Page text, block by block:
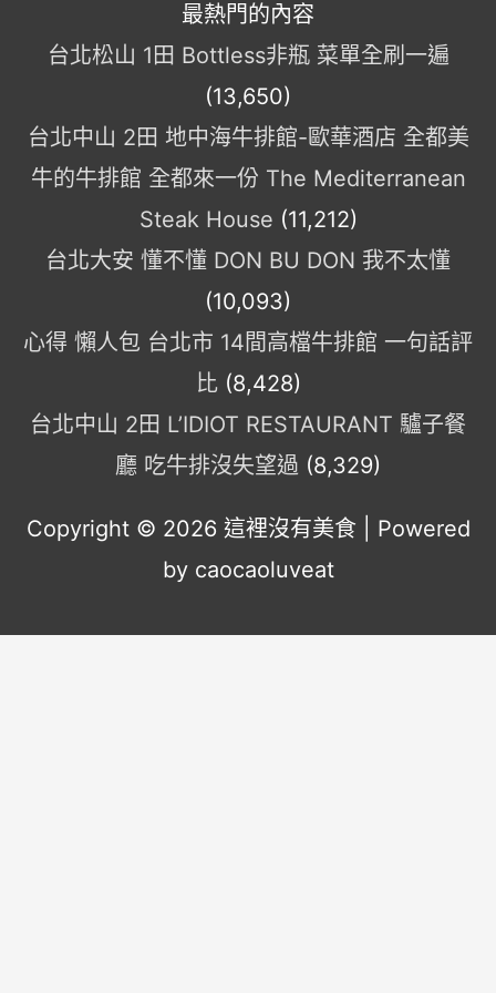
最熱門的內容
台北松山 1田 Bottless非瓶 菜單全刷一遍
(13,650)
台北中山 2田 地中海牛排館-歐華酒店 全都美
牛的牛排館 全都來一份 The Mediterranean
Steak House (11,212)
台北大安 懂不懂 DON BU DON 我不太懂
(10,093)
心得 懶人包 台北市 14間高檔牛排館 一句話評
比 (8,428)
台北中山 2田 L’IDIOT RESTAURANT 驢子餐
廳 吃牛排沒失望過 (8,329)
Copyright © 2026 這裡沒有美食 | Powered
by caocaoluveat